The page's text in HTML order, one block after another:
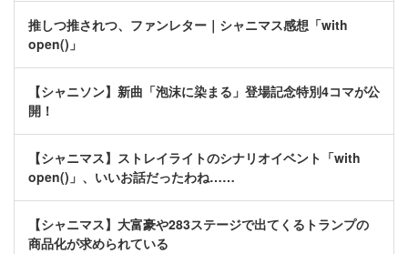
推しつ推されつ、ファンレター｜シャニマス感想「with
open()」
【シャニソン】新曲「泡沫に染まる」登場記念特別4コマが公
開！
【シャニマス】ストレイライトのシナリオイベント「with
open()」、いいお話だったわね……
【シャニマス】大富豪や283ステージで出てくるトランプの
商品化が求められている